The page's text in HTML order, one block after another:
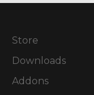
Store
Downloads
Addons